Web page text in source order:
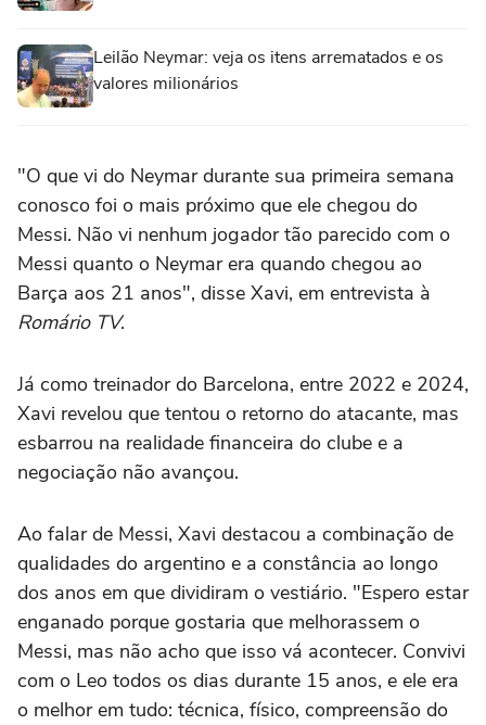
Leilão Neymar: veja os itens arrematados e os
valores milionários
"O que vi do Neymar durante sua primeira semana
conosco foi o mais próximo que ele chegou do
Messi. Não vi nenhum jogador tão parecido com o
Messi quanto o Neymar era quando chegou ao
Barça aos 21 anos", disse Xavi, em entrevista à
Romário TV.
Já como treinador do Barcelona, entre 2022 e 2024,
Xavi revelou que tentou o retorno do atacante, mas
esbarrou na realidade financeira do clube e a
negociação não avançou.
Ao falar de Messi, Xavi destacou a combinação de
qualidades do argentino e a constância ao longo
dos anos em que dividiram o vestiário. "Espero estar
enganado porque gostaria que melhorassem o
Messi, mas não acho que isso vá acontecer. Convivi
com o Leo todos os dias durante 15 anos, e ele era
o melhor em tudo: técnica, físico, compreensão do